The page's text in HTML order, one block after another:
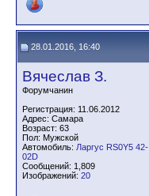
28.01.2016, 16:40
Вячеслав З.
Форумчанин
Регистрация: 11.06.2012
Адрес: Самара
Возраст: 63
Пол: Мужской
Автомобиль: Ларгус RS0Y5 42-
02D
Сообщений: 1,809
Изображений: 20